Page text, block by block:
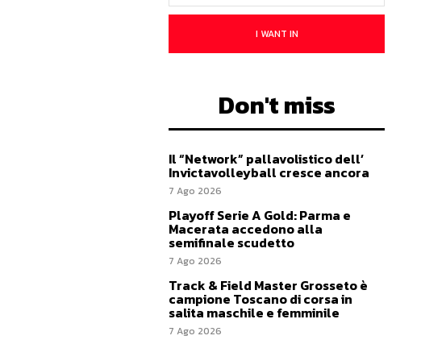
I WANT IN
Don't miss
Il “Network” pallavolistico dell’
Invictavolleyball cresce ancora
7 Ago 2026
Playoff Serie A Gold: Parma e
Macerata accedono alla
semifinale scudetto
7 Ago 2026
Track & Field Master Grosseto è
campione Toscano di corsa in
salita maschile e femminile
7 Ago 2026